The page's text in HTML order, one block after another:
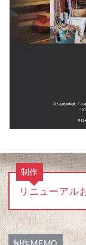
制作
リニューアル
制作MEMO